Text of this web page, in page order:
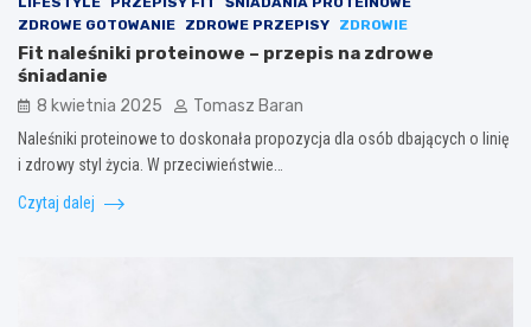
ZDROWE GOTOWANIE
ZDROWE PRZEPISY ZDROWIE
Fit naleśniki proteinowe – przepis na zdrowe
śniadanie
8 kwietnia 2025 Tomasz Baran
Naleśniki proteinowe to doskonała propozycja dla osób dbających o linię
i zdrowy styl życia. W przeciwieństwie…
Czytaj dalej